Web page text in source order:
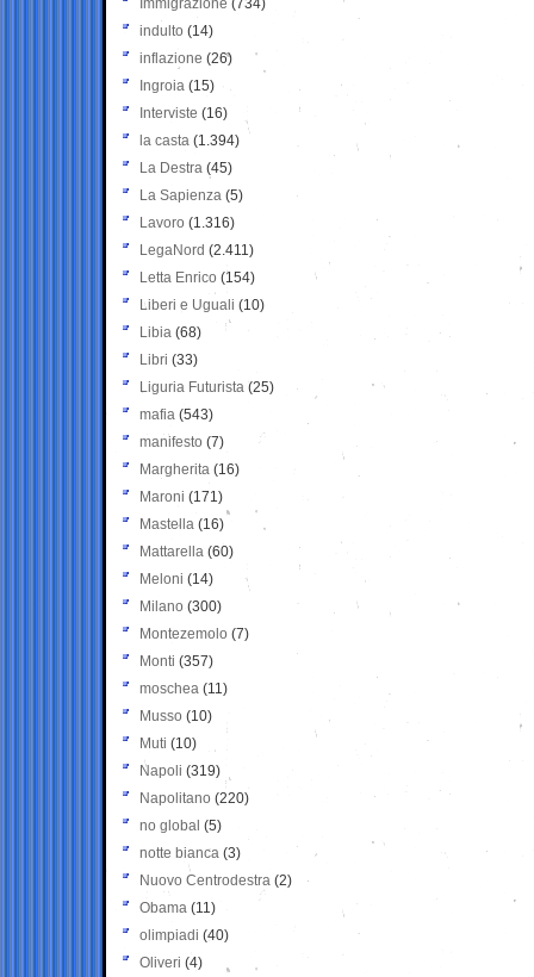
Immigrazione (734)
indulto (14)
inflazione (26)
Ingroia (15)
Interviste (16)
la casta (1.394)
La Destra (45)
La Sapienza (5)
Lavoro (1.316)
LegaNord (2.411)
Letta Enrico (154)
Liberi e Uguali (10)
Libia (68)
Libri (33)
Liguria Futurista (25)
mafia (543)
manifesto (7)
Margherita (16)
Maroni (171)
Mastella (16)
Mattarella (60)
Meloni (14)
Milano (300)
Montezemolo (7)
Monti (357)
moschea (11)
Musso (10)
Muti (10)
Napoli (319)
Napolitano (220)
no global (5)
notte bianca (3)
Nuovo Centrodestra (2)
Obama (11)
olimpiadi (40)
Oliveri (4)